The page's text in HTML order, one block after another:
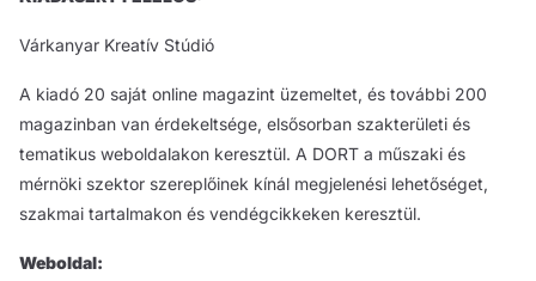
Várkanyar Kreatív Stúdió
A kiadó 20 saját online magazint üzemeltet, és további 200
magazinban van érdekeltsége, elsősorban szakterületi és
tematikus weboldalakon keresztül. A DORT a műszaki és
mérnöki szektor szereplőinek kínál megjelenési lehetőséget,
szakmai tartalmakon és vendégcikkeken keresztül.
Weboldal: